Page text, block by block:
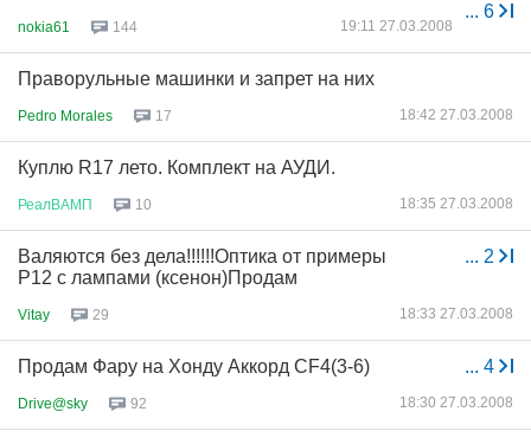
... 6
nokia61 144 19:11 27.03.2008
Праворульные машинки и запрет на них
Pedro Morales 17 18:42 27.03.2008
Куплю R17 лето. Комплект на АУДИ.
РеалВАМП 10 18:35 27.03.2008
... 2
Валяются без дела!!!!!!Оптика от примеры
Р12 с лампами (ксенон)Продам
Vitay 29 18:33 27.03.2008
... 4
Продам Фару на Хонду Аккорд CF4(3-6)
Drive@sky 92 18:30 27.03.2008